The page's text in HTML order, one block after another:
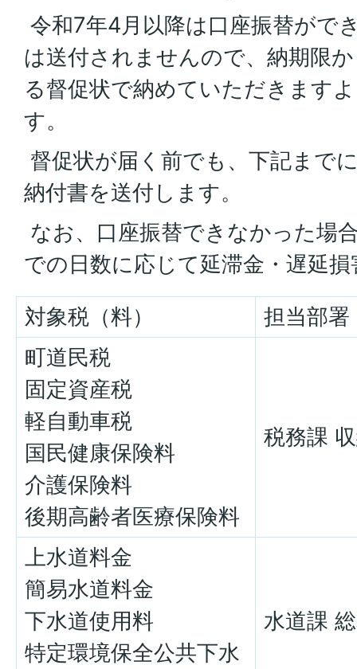
令和7年4月以降は口座振替がで
は送付されませんので、納期限
る督促状で納めていただきます
す。
督促状が届く前でも、下記まで
納付書を送付します。
なお、口座振替できなかった場
での日数に応じて延滞金・遅延
対象税（料）
担当部署
町道民税
固定資産税
軽自動車税
国民健康保険料
介護保険料
後期高齢者医療保険料
税務課
上水道料金
簡易水道料金
下水道使用料
特定環境保全公共下水
水道課